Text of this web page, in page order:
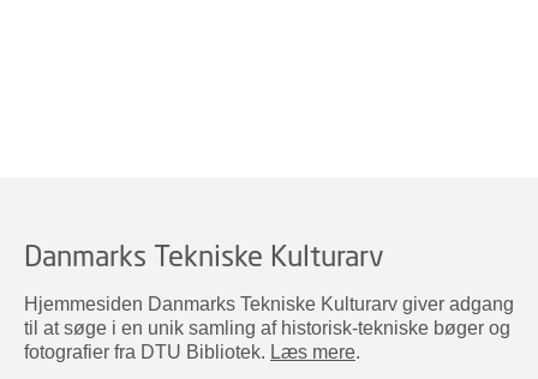
Danmarks Tekniske Kulturarv
Hjemmesiden Danmarks Tekniske Kulturarv giver adgang
til at søge i en unik samling af historisk-tekniske bøger og
fotografier fra DTU Bibliotek. Læs mere.